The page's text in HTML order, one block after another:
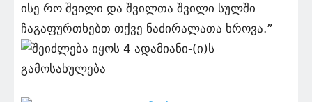
ისე რო შვილი და შვილთა შვილი სულში
ჩაგაფურთხებთ თქვე ნაძირალათა ხროვა.”